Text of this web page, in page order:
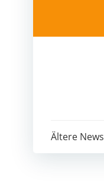
Post
Ältere News